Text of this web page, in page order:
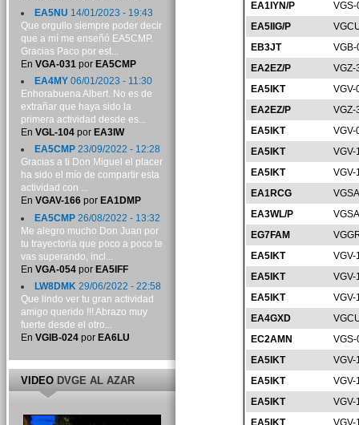
EA1IYN/P
VGS-
EA5IIG/P
EB3JT
EA2EZ/P
VGZ-
EA5IKT
VGV-
EA2EZ/P
VGZ-
EA5IKT
VGV-
EA5IKT
VGV-
EA5IKT
VGV-
EA1RCG
EA3WL/P
EG7FAM
EA5IKT
VGV-
EA5IKT
VGV-
EA5IKT
VGV-
EA4GXD
EC2AMN
EA5IKT
VGV-
EA5IKT
VGV-
EA5IKT
VGV-
EA5IKT
VGV-
EA5NU 14/01/2023 - 19:43
Que orgullo siempre poder decir
que a mí me enseñó EA5CMP.
Gracias Paco por est...
En VGA-031 por EA5CMP
EA4MY06/01/2023 - 11:30
Enhorabuena Albert. No es de
extrañar que haya sido la
primera actividad desde es...
En VGL-104por EA3IW
EA5CMP23/09/2022 - 12:28
Gracias a ti Don Miguel el placer
ha sido el mío de compartir esta
actividad con ...
En VGAV-166por EA1DMP
EA5CMP26/08/2022 - 13:32
Me alegro mucho Don Juan por
tu trayectoria que poco a poco te
vas superando, incl...
En VGA-054por EA5IFF
LW8DMK29/06/2022 - 22:58
Que lindo ver tu gran actividad
amigo querido !!! Abrazo muy
fuerte desde el otro...
En VGIB-024por EA6LU
VIDEODVGE AL AZAR